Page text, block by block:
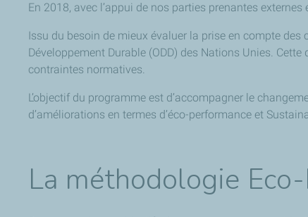
En 2018, avec l’appui de nos parties prenantes
Issu du besoin de mieux évaluer la prise en compte
Développement Durable (ODD) des Nations Unies.
contraintes normatives.
L’objectif du programme est d’accompagner le
d’améliorations en termes d’éco-performance et
La méthodologie